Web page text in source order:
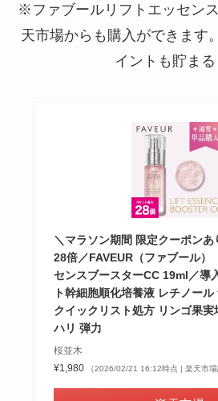
※ファブールリフトエッセン
天市場からも購入ができます
イントも貯まる
＼マラソン期間 限定クーポン
28倍／FAVEUR（ファブール
センスブースターCC 19ml／導
ト幹細胞順化培養液 レチノー
クイックリスト処方 リンゴ果実
ハリ 弾力
桜並木
¥1,980
（2026/02/21 16:12時点 | 楽天市場